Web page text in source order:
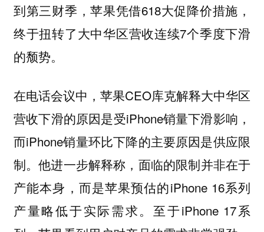
到第三财季，苹果凭借618大促降价措施，
终于扭转了大中华区营收连续7个季度下滑
的颓势。
在电话会议中，苹果CEO库克解释大中华区
营收下滑的原因是受iPhone销量下滑影响，
而iPhone销量环比下降的主要原因是供应限
制。他进一步解释称，面临的限制并非在于
产能本身，而是苹果预估的iPhone 16系列
产量略低于实际需求。至于iPhone 17系